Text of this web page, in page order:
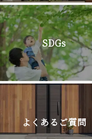
SDGs
よくあるご質問